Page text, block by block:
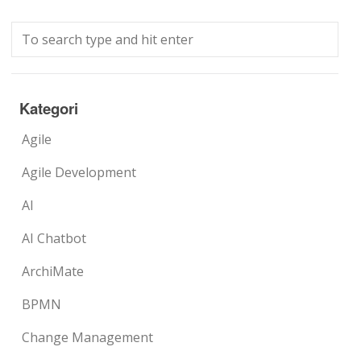
Kategori
Agile
Agile Development
AI
AI Chatbot
ArchiMate
BPMN
Change Management